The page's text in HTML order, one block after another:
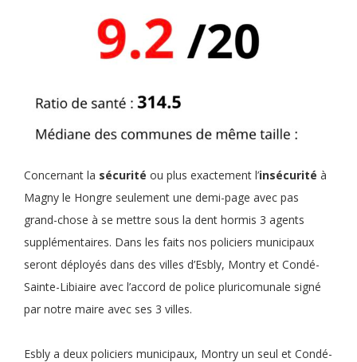
Concernant la sécurité ou plus exactement l’insécurité à
Magny le Hongre seulement une demi-page avec pas
grand-chose à se mettre sous la dent hormis 3 agents
supplémentaires. Dans les faits nos policiers municipaux
seront déployés dans des villes d’Esbly, Montry et Condé-
Sainte-Libiaire avec l’accord de police pluricomunale signé
par notre maire avec ses 3 villes.
Esbly a deux policiers municipaux, Montry un seul et Condé-